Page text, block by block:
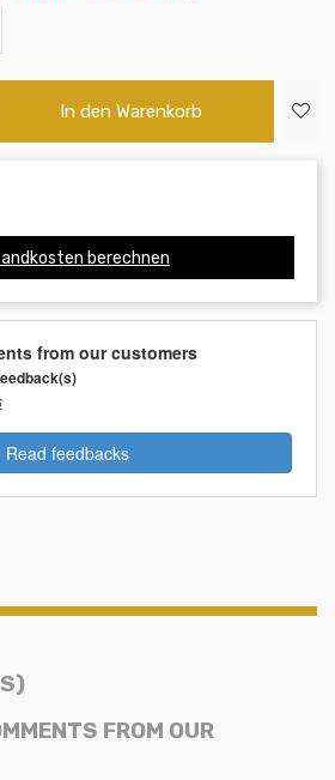
In den Warenkorb
berechnen
from our customers
Read feedbacks
FROM OUR